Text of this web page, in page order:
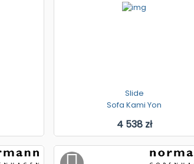
Slide
Sofa Kami Yon
4 538 zł